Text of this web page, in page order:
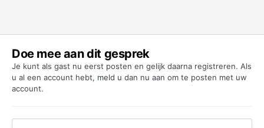
Doe mee aan dit gesprek
Je kunt als gast nu eerst posten en gelijk daarna registreren. Als
u al een account hebt, meld u dan nu aan om te posten met uw
account.